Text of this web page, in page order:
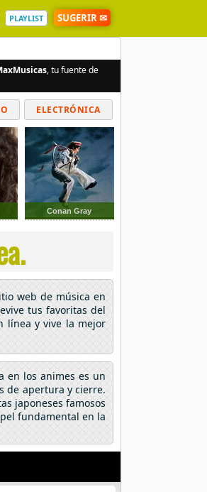
PLAYLIST SUGERIR ✉
, tu fuente de
ELECTRÓNICA
Conan Gray
web de música en
tus favoritas del
línea y vive la mejor
en los animes es un
de apertura y cierre.
japoneses famosos
fundamental en la